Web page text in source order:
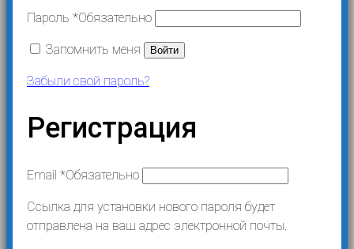
Пароль *Обязательно
Запомнить меня Войти
Забыли свой пароль?
Регистрация
Email *Обязательно
Ссылка для установки нового пароля будет
отправлена ​​на ваш адрес электронной почты.